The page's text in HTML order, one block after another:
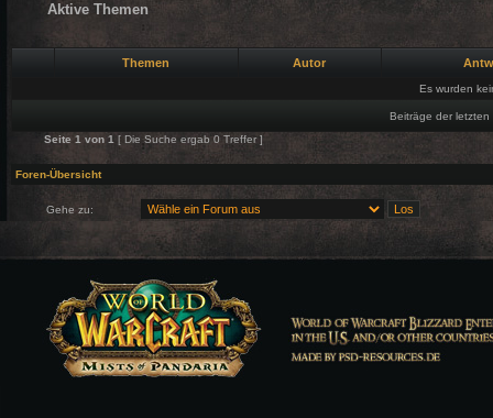
Aktive Themen
Themen Autor
Es wurden
Beiträge der
Seite 1 von 1 [ Die Suche ergab 0 Treffer ]
Foren-Übersicht
Gehe zu: